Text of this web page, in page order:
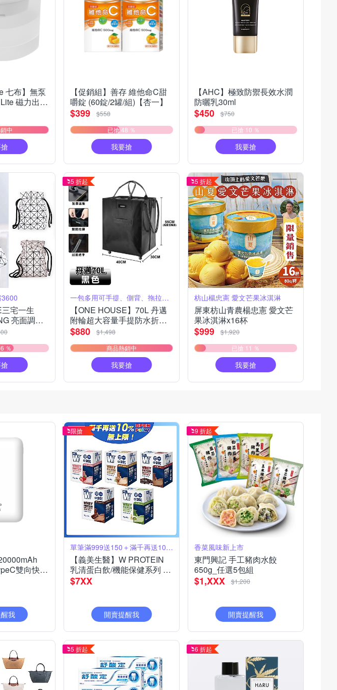
七布】無泵
磁力出水
汙染 小型
中
【促銷組】善存 維他命C甜
嚼錠 (60錠/2罐/組)【杏一】
$399
$558
已搶 48 ％
我要搶
【AHC】極致防禦長效水潤
防曬乳30ml
$450
$750
已搶 10 ％
我要搶
宅一生
亮面調節
)
％
5 折起
一包多用可手提、側背、拖拉，購物輕鬆方便
【ONE HOUSE】70L 丹邁
附輪超大容量手提防水折疊
購物車_M號大款 (收納包/旅
摺疊購物車)
$880
$1,498
商品熱銷中
我要搶
5 折起
枋山楊忠憲 愛文芒果冰淇淋
屏東枋山青農楊忠憲 愛文芒
果冰淇淋x16杯
$999
$1,920
已搶 11 ％
我要搶
雙向快充
示
我
限搶
單筆滿999送150＋滿千再送10%OP
【義美生醫】W PROTEIN
乳清蛋白飲/機能保健系列 限
時任選均一價
$7XX
開賣提醒我
9 折起
香菜風味新上市
東門興記 手工豬肉水餃
650g_任選5包組
$1,XXX $1,200
開賣提醒我
5 折起 6 折起